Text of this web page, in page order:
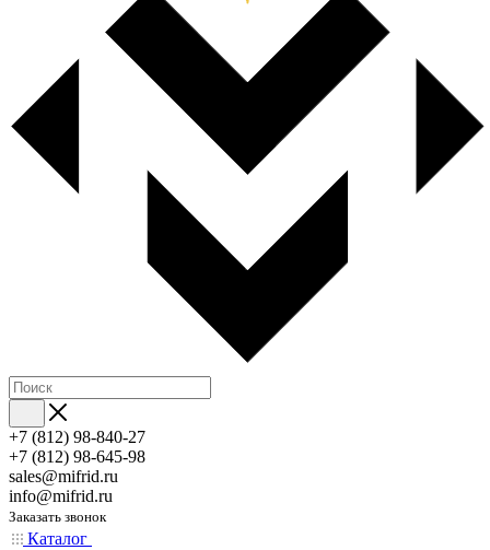
+7 (812) 98-840-27
+7 (812) 98-645-98
sales@mifrid.ru
info@mifrid.ru
Заказать звонок
Каталог